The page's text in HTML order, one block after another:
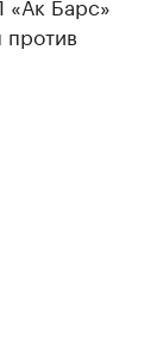
против